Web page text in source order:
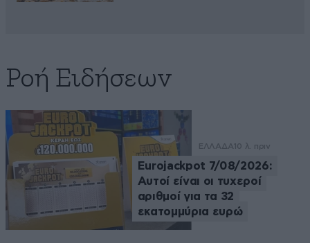
Ροή Ειδήσεων
ΕΛΛΑΔΑ 10 λ. πριν
Eurojackpot 7/08/2026:
Αυτοί είναι οι τυχεροί
αριθμοί για τα 32
εκατομμύρια ευρώ